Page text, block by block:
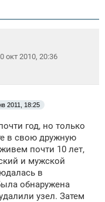
окт 2010, 20:36
2011, 18:25
год, но только
в свою дружную
почти 10 лет,
и мужской
в
обнаружена
узел. Затем